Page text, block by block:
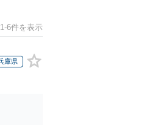
6件を表示
庫県